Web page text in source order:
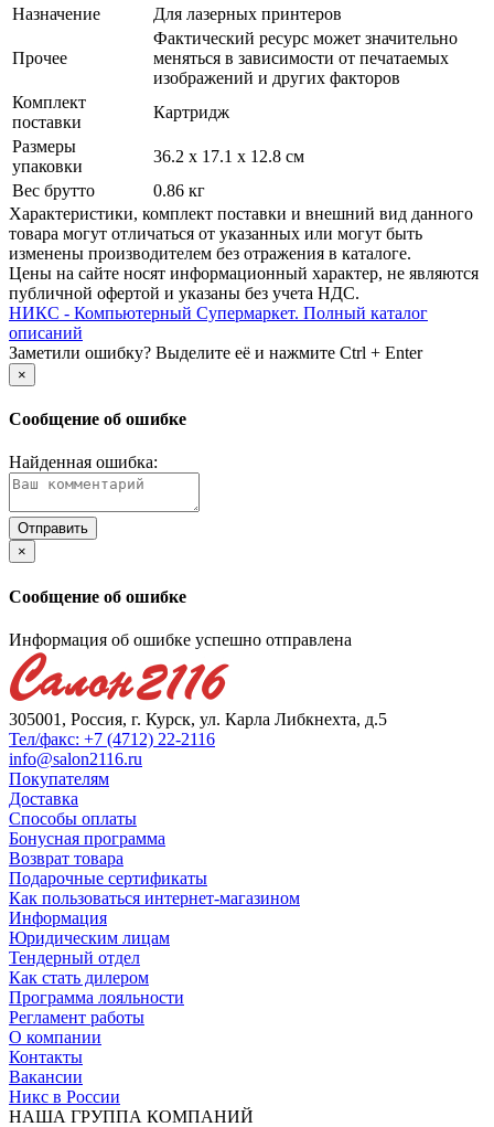
Назначение
Для лазерных принтеров
Прочее
Фактический ресурс может значительно
меняться в зависимости от печатаемых
изображений и других факторов
Комплект
поставки
Картридж
Размеры
упаковки
36.2 x 17.1 x 12.8 см
Вес брутто
0.86 кг
Xарактеристики, комплект поставки и внешний вид данного
товара могут отличаться от указанных или могут быть
изменены производителем без отражения в каталоге.
Цены на сайте носят информационный характер, не являются
публичной офертой и указаны без учета НДС.
НИКС - Компьютерный Cупермаркет. Полный каталог
описаний
Заметили ошибку? Выделите её и нажмите Ctrl + Enter
×
Сообщение об ошибке
Найденная ошибка:
×
Сообщение об ошибке
Информация об ошибке успешно отправлена
305001, Россия, г. Курск, ул. Карла Либкнехта, д.5
Тел/факс: +7 (4712) 22-2116
info@salon2116.ru
Покупателям
Доставка
Способы оплаты
Бонусная программа
Возврат товара
Подарочные сертификаты
Как пользоваться интернет-магазином
Информация
Юридическим лицам
Тендерный отдел
Как стать дилером
Программа лояльности
Регламент работы
О компании
Контакты
Вакансии
Никс в России
НАША ГРУППА КОМПАНИЙ